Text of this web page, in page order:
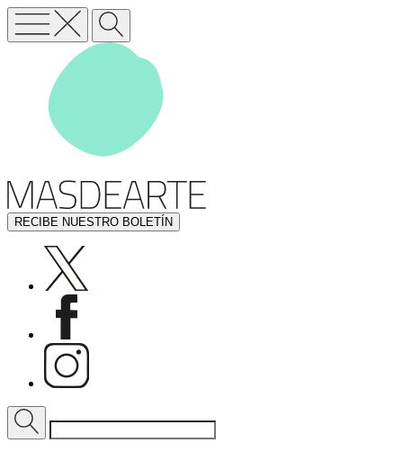
RECIBE NUESTRO BOLETÍN